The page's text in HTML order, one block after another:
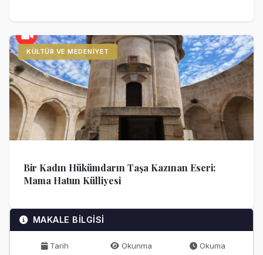
KÜLTÜR VE MEDENIYET
Bir Kadın Hükümdarın Taşa Kazınan Eseri:
Mama Hatun Külliyesi
MAKALE BİLGİSİ
Tarih Okunma Okuma